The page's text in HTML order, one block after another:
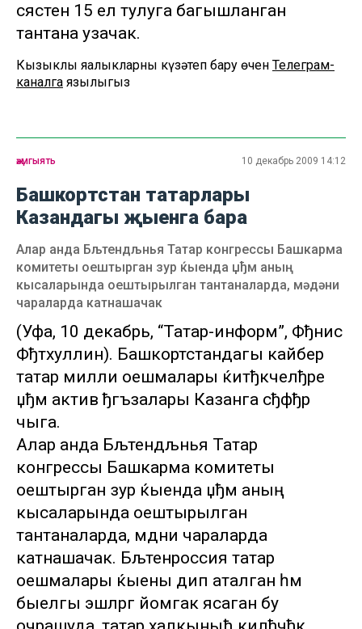
сәясәтенә 15 ел тулуга багышланган
тантана узачак.
Кызыклы яңалыкларны күзәтеп бару өчен Телеграм-
каналга язылыгыз
җәмгыять 10 декабрь 2009 14:12
Башкортстан татарлары
Казандагы җыенга бара
Алар анда Бљтендљнья Татар конгрессы Башкарма
комитеты оештырган зур ќыенда џђм аның
кысаларында оештырылган тантаналарда, мәдәни
чараларда катнашачак
(Уфа, 10 декабрь, “Татар-информ”, Фђнис
Фђтхуллин). Башкортстандагы кайбер
татар милли оешмалары ќитђкчелђре
џђм актив ђгъзалары Казанга сђфђр
чыга.
Алар анда Бљтендљнья Татар
конгрессы Башкарма комитеты
оештырган зур ќыенда џђм аның
кысаларында оештырылган
тантаналарда, мәдәни чараларда
катнашачак. Бљтенроссия татар
оешмалары ќыены дип аталган һәм
быелгы эшләргә йомгак ясаган бу